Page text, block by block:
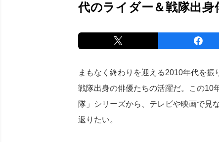
代のライダー＆戦隊出身
まもなく終わりを迎える2010年代を
戦隊出身の俳優たちの活躍だ。この10
隊」シリーズから、テレビや映画で見
返りたい。